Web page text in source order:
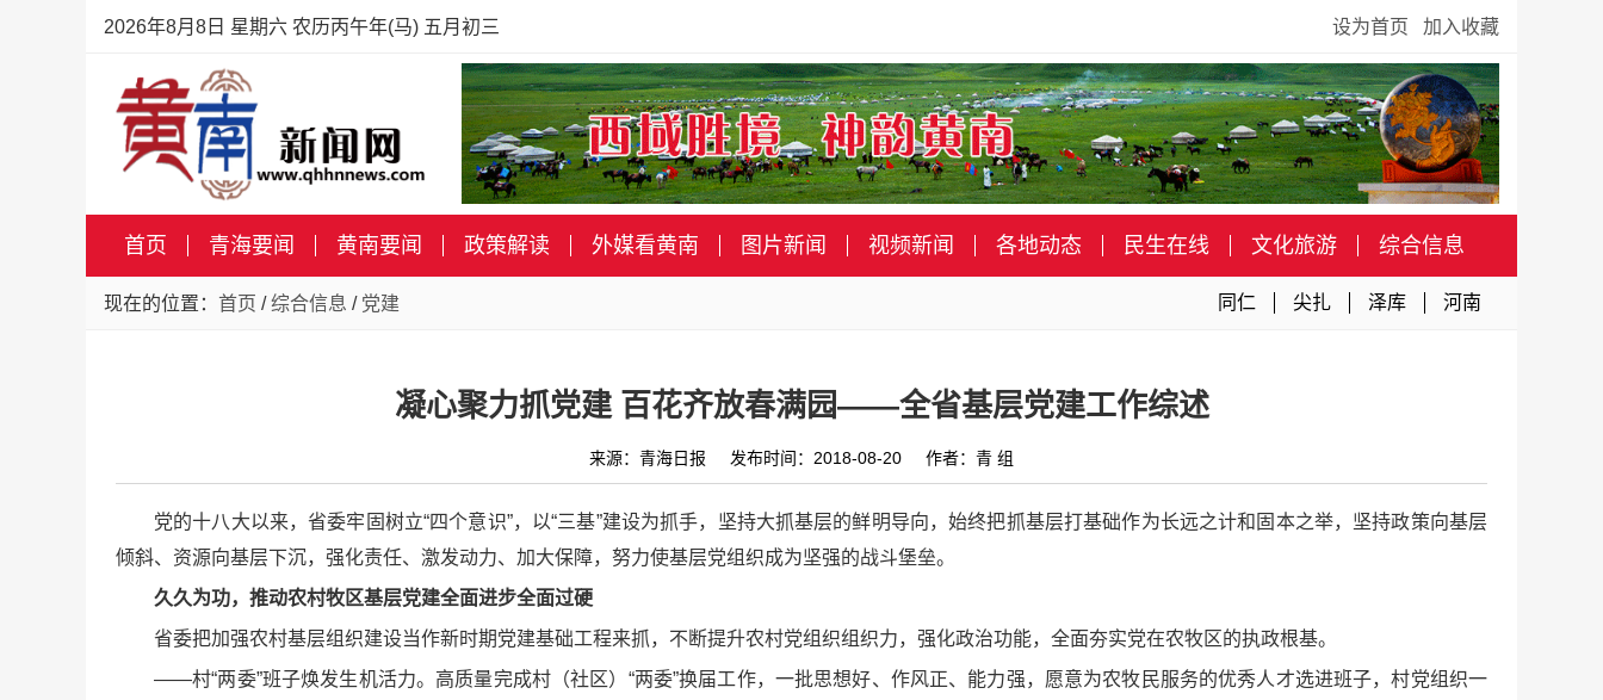
2026年8月8日 星期六 农历丙午年(马) 五月初三 设为首页 加入收藏
首页 青海要闻 黄南要闻 政策解读 外媒看黄南 图片新闻 视频新闻 各地动态 民生在线 文化旅游 综合信息
现在的位置： 首页 /综合信息 / 党建 同仁 尖扎 泽库 河南
凝心聚力抓党建 百花齐放春满园——全省基层党建工作综述
来源：青海日报 发布时间：2018-08-20 作者：青 组
党的十八大以来，省委牢固树立“四个意识”，以“三基”建设为抓手，坚持大抓基层的鲜明导向，始终把抓基层打基础作为长远之计和固本之举，坚持政策向基层
倾斜、资源向基层下沉，强化责任、激发动力、加大保障，努力使基层党组织成为坚强的战斗堡垒。
久久为功，推动农村牧区基层党建全面进步全面过硬
省委把加强农村基层组织建设当作新时期党建基础工程来抓，不断提升农村党组织组织力，强化政治功能，全面夯实党在农牧区的执政根基。
——村“两委”班子焕发生机活力。高质量完成村（社区）“两委”换届工作，一批思想好、作风正、能力强，愿意为农牧民服务的优秀人才选进班子，村党组织一